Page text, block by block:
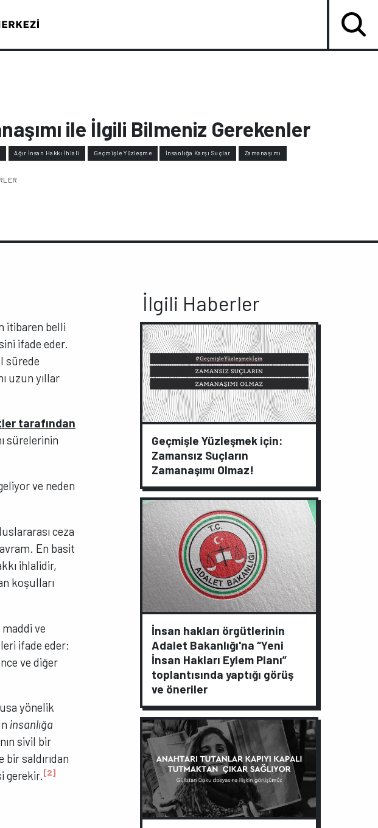
ile İlgili Bilmeniz Gerekenler
Ağır İnsan Hakkı İhlali Geçmişle Yüzleşme İnsanlığa Karşı Suçlar Zamanaşımı
itibaren belli
ifade eder.
sürede
uzun yıllar
tarafından
sürelerinin
ve neden
ceza
En basit
ihlalidir,
koşulları
ve
ifade eder;
ve diğer
yönelik
insanlığa
sivil bir
saldırıdan
gerekir.[2]
İlgili Haberler
Geçmişle Yüzleşmek için:
Zamansız Suçların
Zamanaşımı Olmaz!
İnsan hakları örgütlerinin
Adalet Bakanlığı'na “Yeni
İnsan Hakları Eylem Planı”
toplantısında yaptığı görüş
ve öneriler